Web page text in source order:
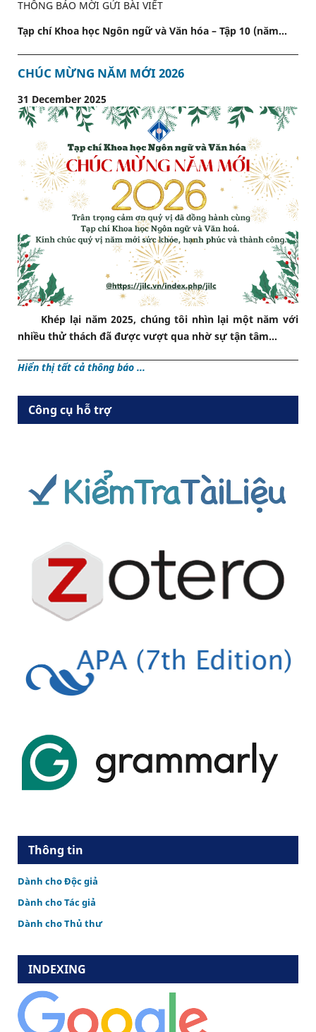
THÔNG BÁO MỜI GỬI BÀI VIẾT
Tạp chí Khoa học Ngôn ngữ và Văn hóa – Tập 10 (năm...
CHÚC MỪNG NĂM MỚI 2026
31 December 2025
Khép lại năm 2025, chúng tôi nhìn lại một năm với
nhiều thử thách đã được vượt qua nhờ sự tận tâm...
Hiển thị tất cả thông báo ...
Công cụ hỗ trợ
Thông tin
Dành cho Độc giả
Dành cho Tác giả
Dành cho Thủ thư
INDEXING